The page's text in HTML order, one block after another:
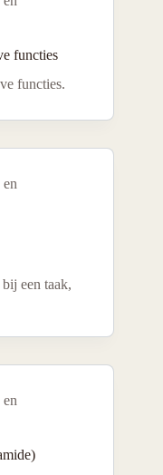
functies
functies.
een taak,